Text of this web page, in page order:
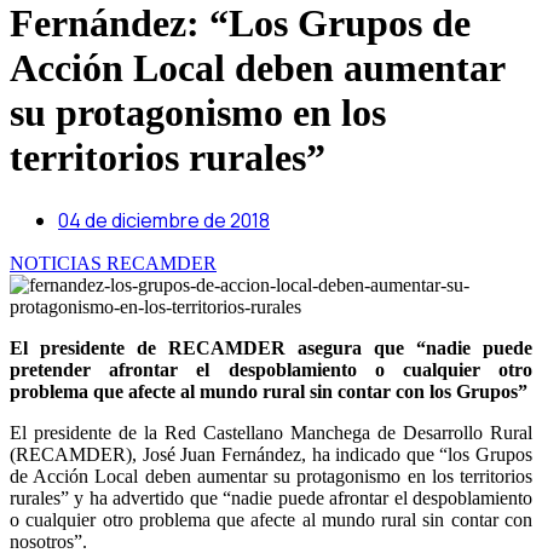
Fernández: “Los Grupos de
Acción Local deben aumentar
su protagonismo en los
territorios rurales”
04 de diciembre de 2018
NOTICIAS RECAMDER
El presidente de RECAMDER asegura que “nadie puede
pretender afrontar el despoblamiento o cualquier otro
problema que afecte al mundo rural sin contar con los Grupos”
El presidente de la Red Castellano Manchega de Desarrollo Rural
(RECAMDER), José Juan Fernández, ha indicado que “los Grupos
de Acción Local deben aumentar su protagonismo en los territorios
rurales” y ha advertido que “nadie puede afrontar el despoblamiento
o cualquier otro problema que afecte al mundo rural sin contar con
nosotros”.